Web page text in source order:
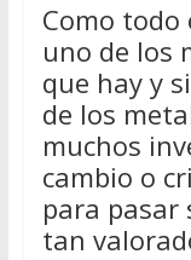
Como todo
uno de los
que hay y
de los
muchos
cambio o
para pasar
tan